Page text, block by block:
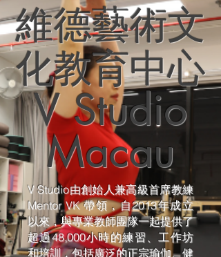
​維德藝術文
化教育中心
V Studio
Macau
V Studio由創始人兼高級首席教練
Mentor VK 帶領，自2013年成立
以來，與專業教師團隊一起提供了
超過48,000小時的練習、工作坊
和培訓，包括廣泛的正宗瑜伽、健